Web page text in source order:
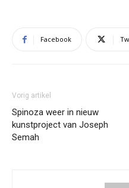
Facebook
Vorig artikel
Spinoza weer in nieuw
kunstproject van Joseph
Semah